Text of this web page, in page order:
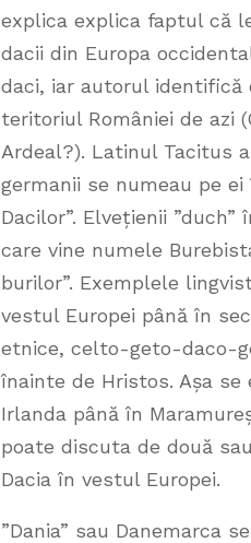
explica explica faptul că
dacii din Europa
daci, iar autorul identifică
teritoriul României de azi
Ardeal?). Latinul Tacitus
germanii se numeau pe
Dacilor”. Elvețienii
care vine numele
burilor”. Exemplele
vestul Europei până în
etnice, celto-geto-daco-
înainte de Hristos. Așa
Irlanda până în
poate discuta de două
Dacia în vestul Europei.
”Dania” sau Danemarca